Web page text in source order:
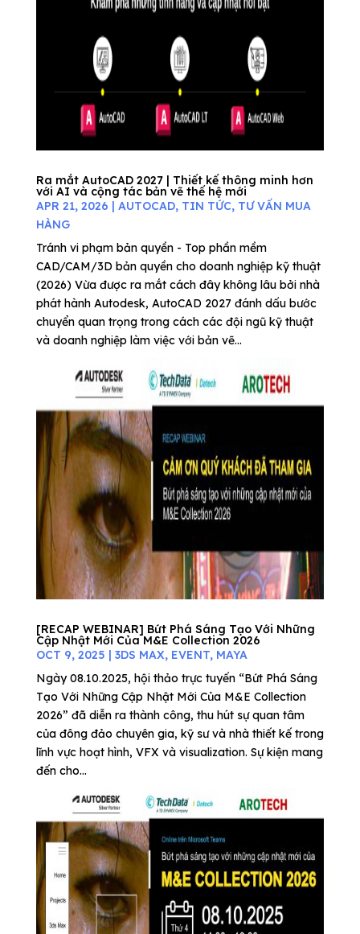
Ra mắt AutoCAD 2027 | Thiết kế thông minh hơn
với AI và cộng tác bản vẽ thế hệ mới
APR 21, 2026 | AUTOCAD, TIN TỨC, TƯ VẤN MUA
HÀNG
Tránh vi phạm bản quyền - Top phần mềm
CAD/CAM/3D bản quyền cho doanh nghiệp kỹ thuật
(2026) Vừa được ra mắt cách đây không lâu bởi nhà
phát hành Autodesk, AutoCAD 2027 đánh dấu bước
chuyển quan trọng trong cách các đội ngũ kỹ thuật
và doanh nghiệp làm việc với bản vẽ...
[RECAP WEBINAR] Bứt Phá Sáng Tạo Với Những
Cập Nhật Mới Của M&E Collection 2026
OCT 9, 2025 | 3DS MAX, EVENT, MAYA
Ngày 08.10.2025, hội thảo trực tuyến “Bứt Phá Sáng
Tạo Với Những Cập Nhật Mới Của M&E Collection
2026” đã diễn ra thành công, thu hút sự quan tâm
của đông đảo chuyên gia, kỹ sư và nhà thiết kế trong
lĩnh vực hoạt hình, VFX và visualization. Sự kiện mang
đến cho...